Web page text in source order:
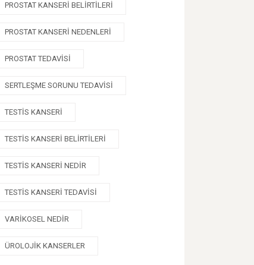
PROSTAT KANSERI BELIRTILERI
PROSTAT KANSERI NEDENLERI
PROSTAT TEDAVISI
SERTLEŞME SORUNU TEDAVISI
TESTIS KANSERI
TESTIS KANSERI BELIRTILERI
TESTIS KANSERI NEDIR
TESTIS KANSERI TEDAVISI
VARIKOSEL NEDIR
ÜROLOJIK KANSERLER